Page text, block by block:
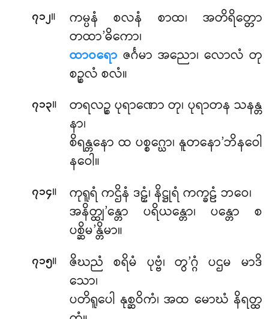
၇၁၂။
ကမ္ပနံ စလနံ စာထ၊ အတိရိတ္တော
တထာ’ဓိကော၊
ထာဝရော ဇင်္ဂမာ အညော၊ လောလံ တု
စဉ္စလံ စလံ။
၇၁၃။
တရလဉ္စ ပုရာဏော တု၊ ပုရာတန သနန္တ
နာ၊
စိရန္တနော ထ ပစ္စဂ္ဃော၊ နူတနော’ဘိနဝေါ
နဝေါ။
၇၁၄။
ကုရူရံ ကဌိနံ ဒဠှံ၊ နိဋ္ဌုရံ ကက္ခဠံ ဘဝေ၊
အနိတ္ထျ’န္တော ပရိယန္တော၊ ပန္တော စ
ပစ္ဆိမ’န္တိမာ။
၇၁၅။
ဇိဃညံ စရိမံ ပုဗ္ဗံ၊ တွ’ဂ္ဂံ ပဌမ မာဒိ
သော၊
ပတိရူပေါ နုစ္ဆဝိကံ၊ အထ မောဃံ နိရတ္ထ